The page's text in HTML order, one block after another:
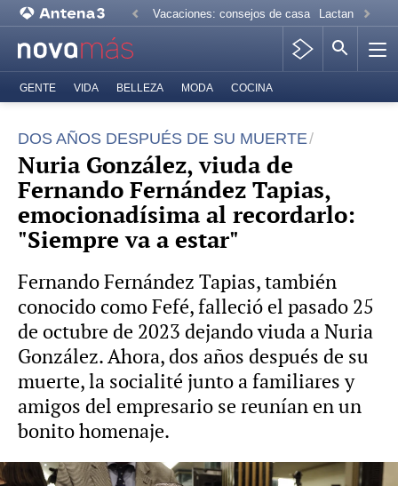
Vacaciones: consejos de casa Lactancia
GENTE VIDA BELLEZA MODA COCINA
DOS AÑOS DESPUÉS DE SU MUERTE
Nuria González, viuda de
Fernando Fernández Tapias,
emocionadísima al recordarlo:
"Siempre va a estar"
Fernando Fernández Tapias, también
conocido como Fefé, falleció el pasado 25
de octubre de 2023 dejando viuda a Nuria
González. Ahora, dos años después de su
muerte, la socialité junto a familiares y
amigos del empresario se reunían en un
bonito homenaje.
Vídeo: Europa Press Foto: Gtres